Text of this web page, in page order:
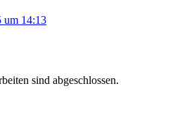
um 14:13
sind abgeschlossen.